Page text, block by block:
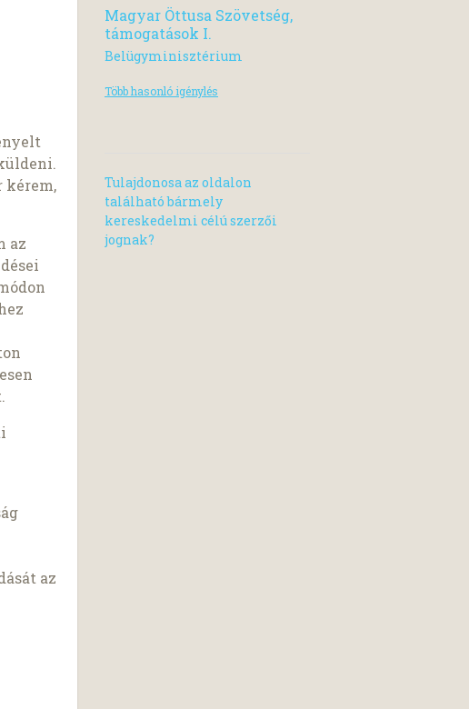
kérem,
az
az
Magyar Öttusa Szövetség,
támogatások I.
Belügyminisztérium
Több hasonló igénylés
Tulajdonosa az oldalon
található bármely
kereskedelmi célú szerzői
jognak?